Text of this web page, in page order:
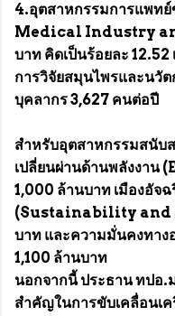
4.อุตสาหกรรมการแพท
Medical Industry
บาท คิดเป็นร้อยละ
การวิจัยสมุนไพรและนวั
บุคลากร 3,627 คนต่อปี
สำหรับอุตสาหกรรมสนับ
เปลี่ยนผ่านด้านพลังงาน
1,000 ล้านบาท เมืองอัจ
(Sustainability and
บาท และความมั่นคงทา
1,100 ล้านบาท
นอกจากนี้ ประธาน ทปอ.
สำคัญในการขับเคลื่อนเค